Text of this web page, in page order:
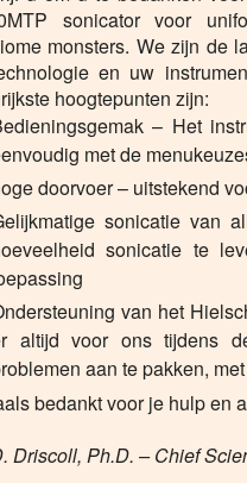
sonicator voor
monsters. We zijn de
en uw
hoogtepunten zijn:
– Het
met de
doorvoer – uitstekend
sonicatie van
sonicatie te
van het
altijd voor ons tijdens
aan te pakken,
bedankt voor je hulp en
Driscoll, Ph.D. – Chief